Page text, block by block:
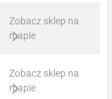
Zobacz sklep na
mapie
Zobacz sklep na
mapie